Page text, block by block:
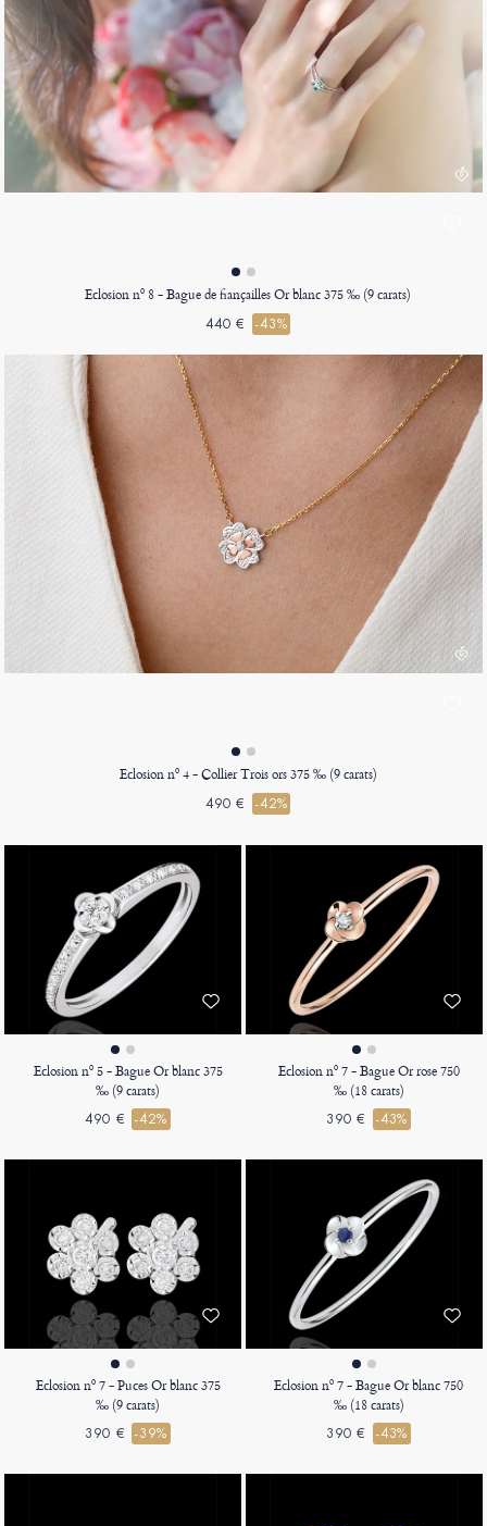
Eclosion nº 8 - Bague de fiançailles Or blanc 375 ‰ (9 carats)
440 € -43%
Eclosion nº 4 - Collier Trois ors 375 ‰ (9 carats)
490 € -42%
Eclosion nº 5 - Bague Or blanc 375
‰ (9 carats)
490 € -42%
Eclosion nº 7 - Bague Or rose 750
‰ (18 carats)
390 € -43%
Eclosion nº 7 - Puces Or blanc 375
‰ (9 carats)
390 € -39%
Eclosion nº 7 - Bague Or blanc 750
‰ (18 carats)
390 € -43%